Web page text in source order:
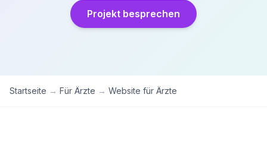
Projekt besprechen
Startseite → Für Ärzte → Website für Ärzte